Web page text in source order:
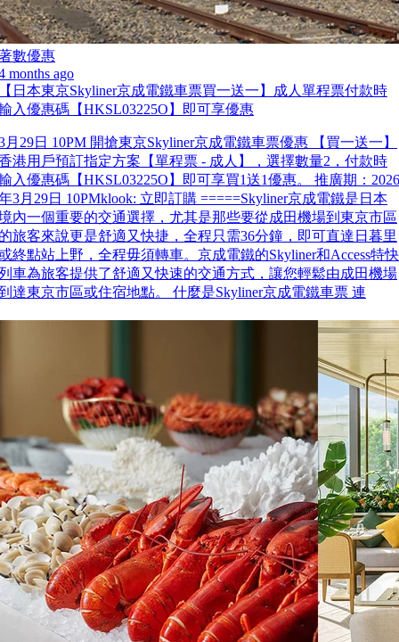
數優惠
months ago
日本東京Skyliner京成電鐵車票買一送一】成人單程票付款時
入優惠碼【HKSL03225O】即可享優惠
月29日 10PM 開搶東京Skyliner京成電鐵車票優惠 【買一送一】
港用戶預訂指定方案【單程票 - 成人】，選擇數量2，付款時
入優惠碼【HKSL03225O】即可享買1送1優惠。 推廣期：2026
3月29日 10PMklook: 立即訂購 =====Skyliner京成電鐵是日本
內一個重要的交通選擇，尤其是那些要從成田機場到東京市區
旅客來說更是舒適又快捷，全程只需36分鐘，即可直達日暮里
終點站上野，全程毋須轉車。京成電鐵的Skyliner和Access特快
車為旅客提供了舒適又快速的交通方式，讓您輕鬆由成田機場
達東京市區或住宿地點。 什麼是Skyliner京成電鐵車票 連